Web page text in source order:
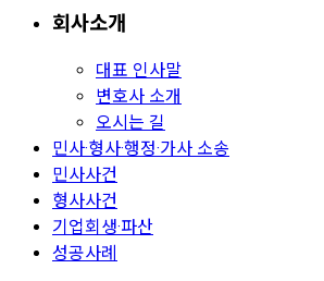
회사소개
대표 인사말
변호사 소개
오시는 길
민사·형사·행정·가사 소송
민사사건
형사사건
기업회생·파산
성공사례